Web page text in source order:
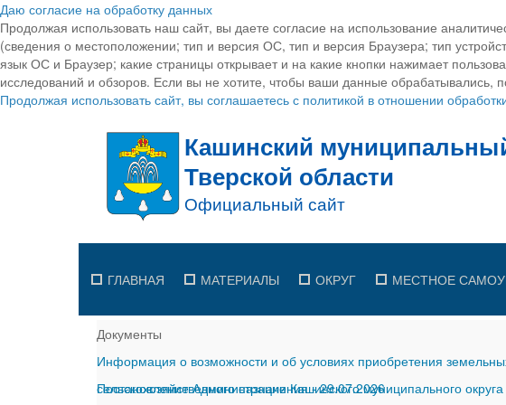
Даю согласие на обработку данных
Продолжая использовать наш сайт, вы даете согласие на использование
(сведения о местоположении; тип и версия ОС, тип и версия Браузера; тип
язык ОС и Браузер; какие страницы открывает и на какие кнопки нажимает
исследований и обзоров. Если вы не хотите, чтобы ваши данные обрабатывались,
Продолжая использовать сайт, вы соглашаетесь с политикой в отношении
ГЛАВНАЯ МАТЕРИАЛЫ ОКРУГ МЕСТНОЕ
Документы
Информация о возможности и об условиях приобретения
сельскохозяйственного назначения-29.07.2026
Постановление Администрации Кашинского муниципального